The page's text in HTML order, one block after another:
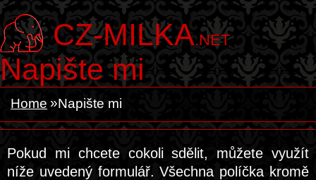
CZ-MILKA.NET
Napište mi
Home Napište mi
Pokud mi chcete cokoli sdělit, můžete využít
níže uvedený formulář. Všechna políčka kromě